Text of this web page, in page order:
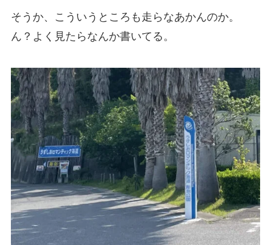
そうか、こういうところも走らなあかんのか。
ん？よく見たらなんか書いてる。